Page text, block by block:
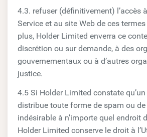
4.3. refuser (définitivement) l’accès
Service et au site Web de ces
plus, Holder Limited enverra ce
discrétion ou sur demande, à des
gouvernementaux ou à d’autres
justice.
4.5 Si Holder Limited constate
distribue toute forme de spam ou
indésirable à n’importe quel endroit
Holder Limited conserve le droit à